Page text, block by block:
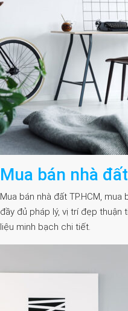
Mua bán nhà đất
Mua bán nhà đất TP.HCM, mua
đầy đủ pháp lý, vị trí đẹp thuận
liệu minh bạch chi tiết.